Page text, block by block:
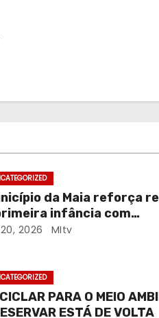
da Maia reforça
infância com
da ampliação da
2026 MItv
PARA O MEIO
ESTÁ DE VOLTA